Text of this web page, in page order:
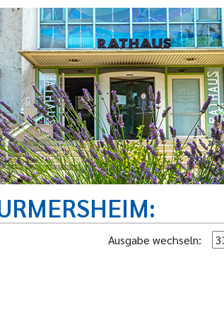
Ausgabe wechseln: